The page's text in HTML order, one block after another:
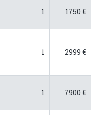
1 1750 €
1 2999 €
1 7900 €